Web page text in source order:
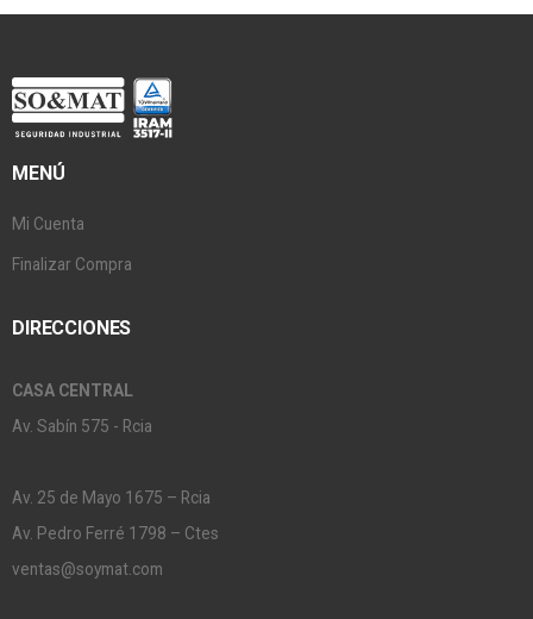
MENÚ
Mi Cuenta
Finalizar Compra
DIRECCIONES
CASA CENTRAL
Av. Sabín 575 - Rcia
Av. 25 de Mayo 1675 – Rcia
Av. Pedro Ferré 1798 – Ctes
ventas@soymat.com